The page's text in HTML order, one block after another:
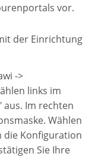
vor.
der Einrichtung
->
links im
aus. Im rechten
Wählen
die Konfiguration
Sie Ihre